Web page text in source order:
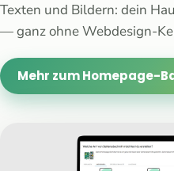
Texten und Bildern: dein
— ganz ohne Webdesign-
Mehr zum Homepage-